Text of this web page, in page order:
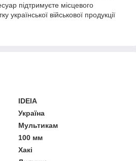
підтримуєте місцевого
української військової продукції
IDEIA
Україна
Мультикам
100 мм
Хакі